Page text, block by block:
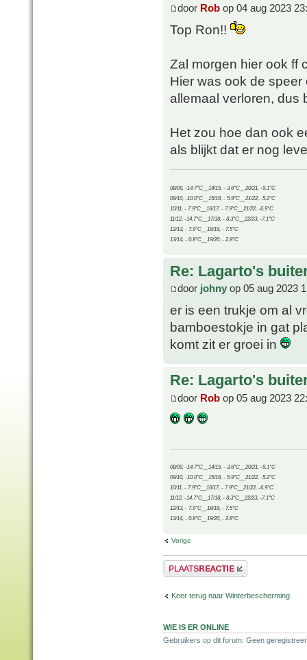
door Rob op 04 aug 2023
Top Ron!!
Zal morgen hier ook ff
Hier was ook de
allemaal verloren, dus
Het zou hoe dan ook
als blijkt dat er nog
08/09, -14.7°C__14/15, - 3.6°C__20/21, -9.1°C
09/10, -10.0°C__15/16, - 5.9°C__21/22, -5.2°C
10/11, - 7.9°C__16/17, - 7.9°C__21/22, -6.9°C
11/12, -14.7°C__17/18, - 8.3°C__22/23, -7.1°C
12/13, - 7.9°C__18/19, - 7.5°C
13/14, - 0.8°C__19/20, - 2.8°C
Re: Lagarto's
door johny op 05 aug 2023
er is een trukje om al
bamboestokje in gat
komt zit er groei in
Re: Lagarto's
door Rob op 05 aug 2023
08/09, -14.7°C__14/15, - 3.6°C__20/21, -9.1°C
09/10, -10.0°C__15/16, - 5.9°C__21/22, -5.2°C
10/11, - 7.9°C__16/17, - 7.9°C__21/22, -6.9°C
11/12, -14.7°C__17/18, - 8.3°C__22/23, -7.1°C
12/13, - 7.9°C__18/19, - 7.5°C
13/14, - 0.8°C__19/20, - 2.8°C
Vorige
Plaats een reactie
Keer terug naar Winterbescherming
WIE IS ER ONLINE
Gebruikers op dit forum: Geen